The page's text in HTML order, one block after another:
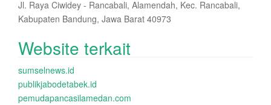
Jl. Raya Ciwidey - Rancabali, Alamendah, Kec. Rancabali,
Kabupaten Bandung, Jawa Barat 40973
Website terkait
sumselnews.id
publikjabodetabek.id
pemudapancasilamedan.com